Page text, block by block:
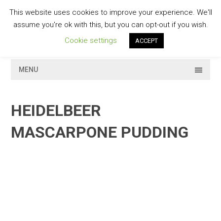
contentGESCHMACKVOLL
MENU
HEIDELBEER
MASCARPONE PUDDING
This website uses cookies to improve your experience. We'll
assume you're ok with this, but you can opt-out if you wish.
Cookie settings
ACCEPT